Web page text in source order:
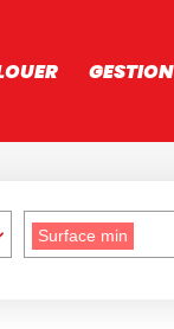
GESTION
Surface min